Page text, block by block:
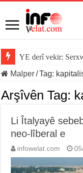
YE derî vekir:
Malper/Tag:
Arşîvên Tag:
Li Îtalyayê
neo-lîberal e
infowelat.com